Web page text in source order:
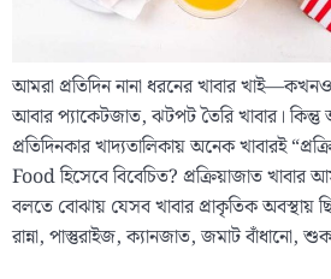
আমরা প্রতিদিন নানা ধরনের খাবার
আবার প্যাকেটজাত, ঝটপট তৈরি খাবার।
প্রতিদিনকার খাদ্যতালিকায় অনেক খাবারই
Food হিসেবে বিবেচিত? প্রক্রিয়াজাত খাবার
বলতে বোঝায় যেসব খাবার প্রাকৃতিক অবস্থায়
রান্না, পাস্তুরাইজ, ক্যানজাত, জমাট বাঁধানো,